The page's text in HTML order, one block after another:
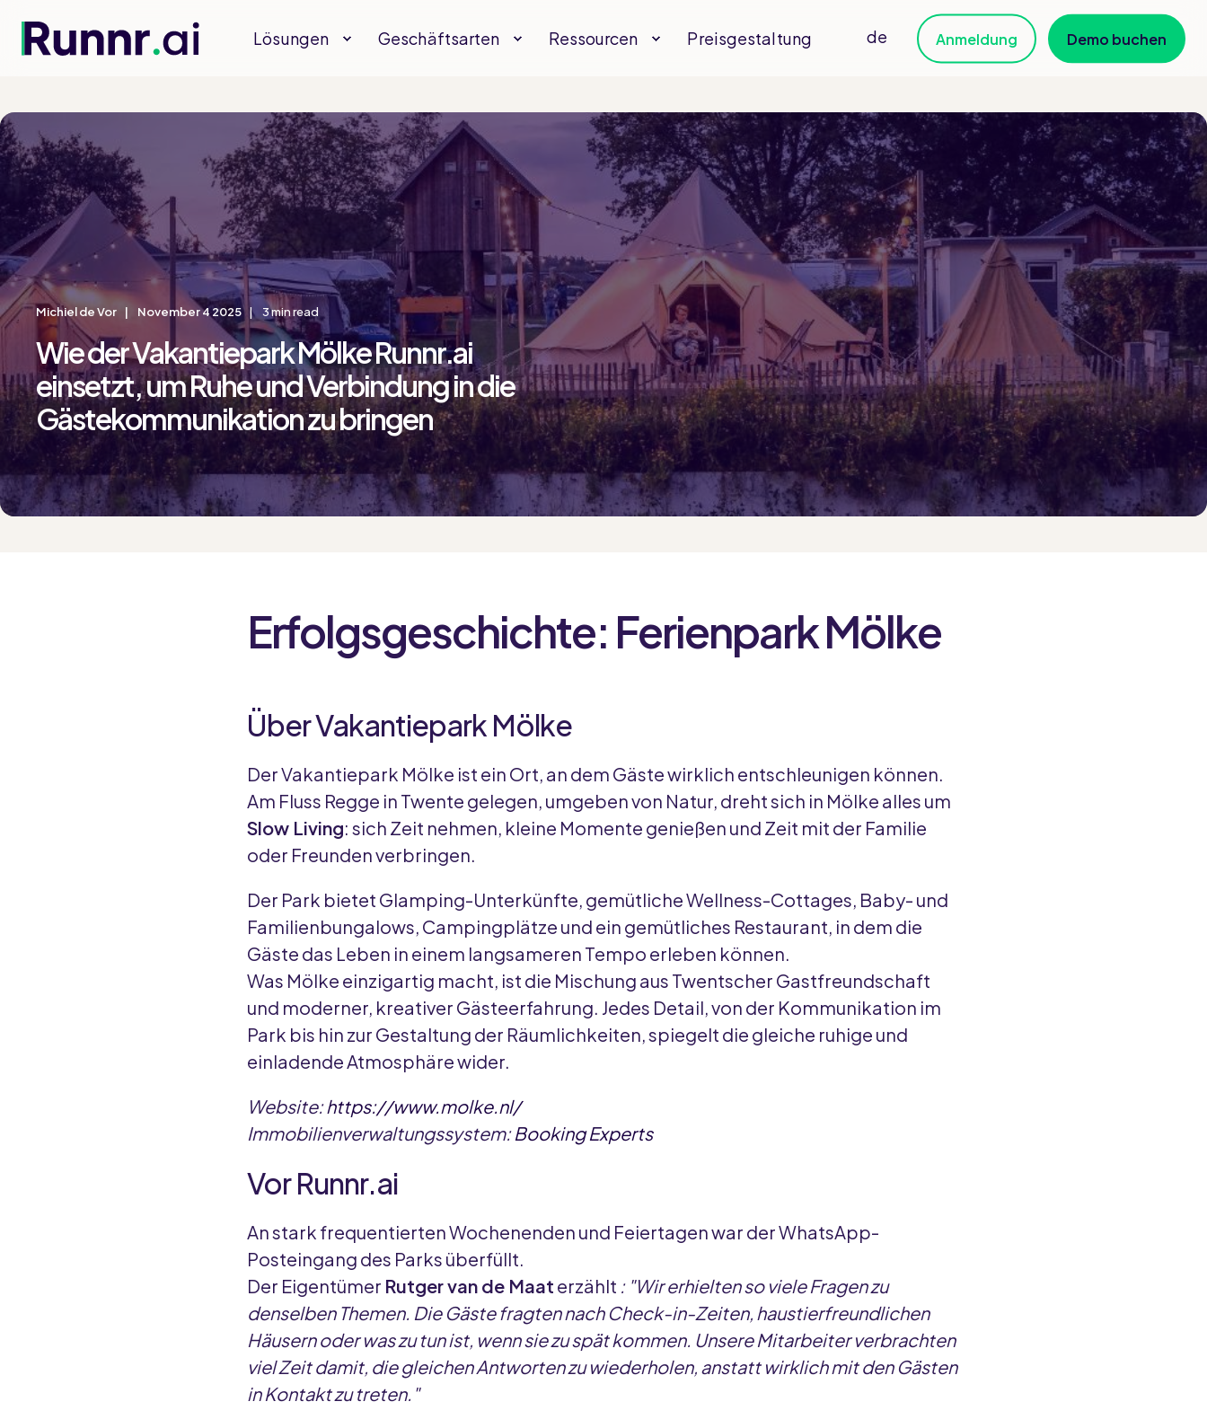
Lösungen Geschäftsarten Ressourcen Preisgestaltung de Anmeldung Demo buchen
Michiel de Vor November 4 2025 3 min read
Wie der Vakantiepark Mölke Runnr.ai
einsetzt, um Ruhe und Verbindung in die
Gästekommunikation zu bringen
Erfolgsgeschichte: Ferienpark Mölke
Über Vakantiepark Mölke
Der Vakantiepark Mölke ist ein Ort, an dem Gäste wirklich entschleunigen können.
Am Fluss Regge in Twente gelegen, umgeben von Natur, dreht sich in Mölke alles um
Slow Living: sich Zeit nehmen, kleine Momente genießen und Zeit mit der Familie
oder Freunden verbringen.
Der Park bietet Glamping-Unterkünfte, gemütliche Wellness-Cottages, Baby- und
Familienbungalows, Campingplätze und ein gemütliches Restaurant, in dem die
Gäste das Leben in einem langsameren Tempo erleben können.
Was Mölke einzigartig macht, ist die Mischung aus Twentscher Gastfreundschaft
und moderner, kreativer Gästeerfahrung. Jedes Detail, von der Kommunikation im
Park bis hin zur Gestaltung der Räumlichkeiten, spiegelt die gleiche ruhige und
einladende Atmosphäre wider.
Website:https://www.molke.nl/
Immobilienverwaltungssystem:Booking Experts
Vor Runnr.ai
An stark frequentierten Wochenenden und Feiertagen war der WhatsApp-
Posteingang des Parks überfüllt.
Der Eigentümer Rutger van de Maat erzählt : "Wir erhielten so viele Fragen zu
denselben Themen. Die Gäste fragten nach Check-in-Zeiten, haustierfreundlichen
Häusern oder was zu tun ist, wenn sie zu spät kommen. Unsere Mitarbeiter verbrachten
viel Zeit damit, die gleichen Antworten zu wiederholen, anstatt wirklich mit den Gästen
in Kontakt zu treten."